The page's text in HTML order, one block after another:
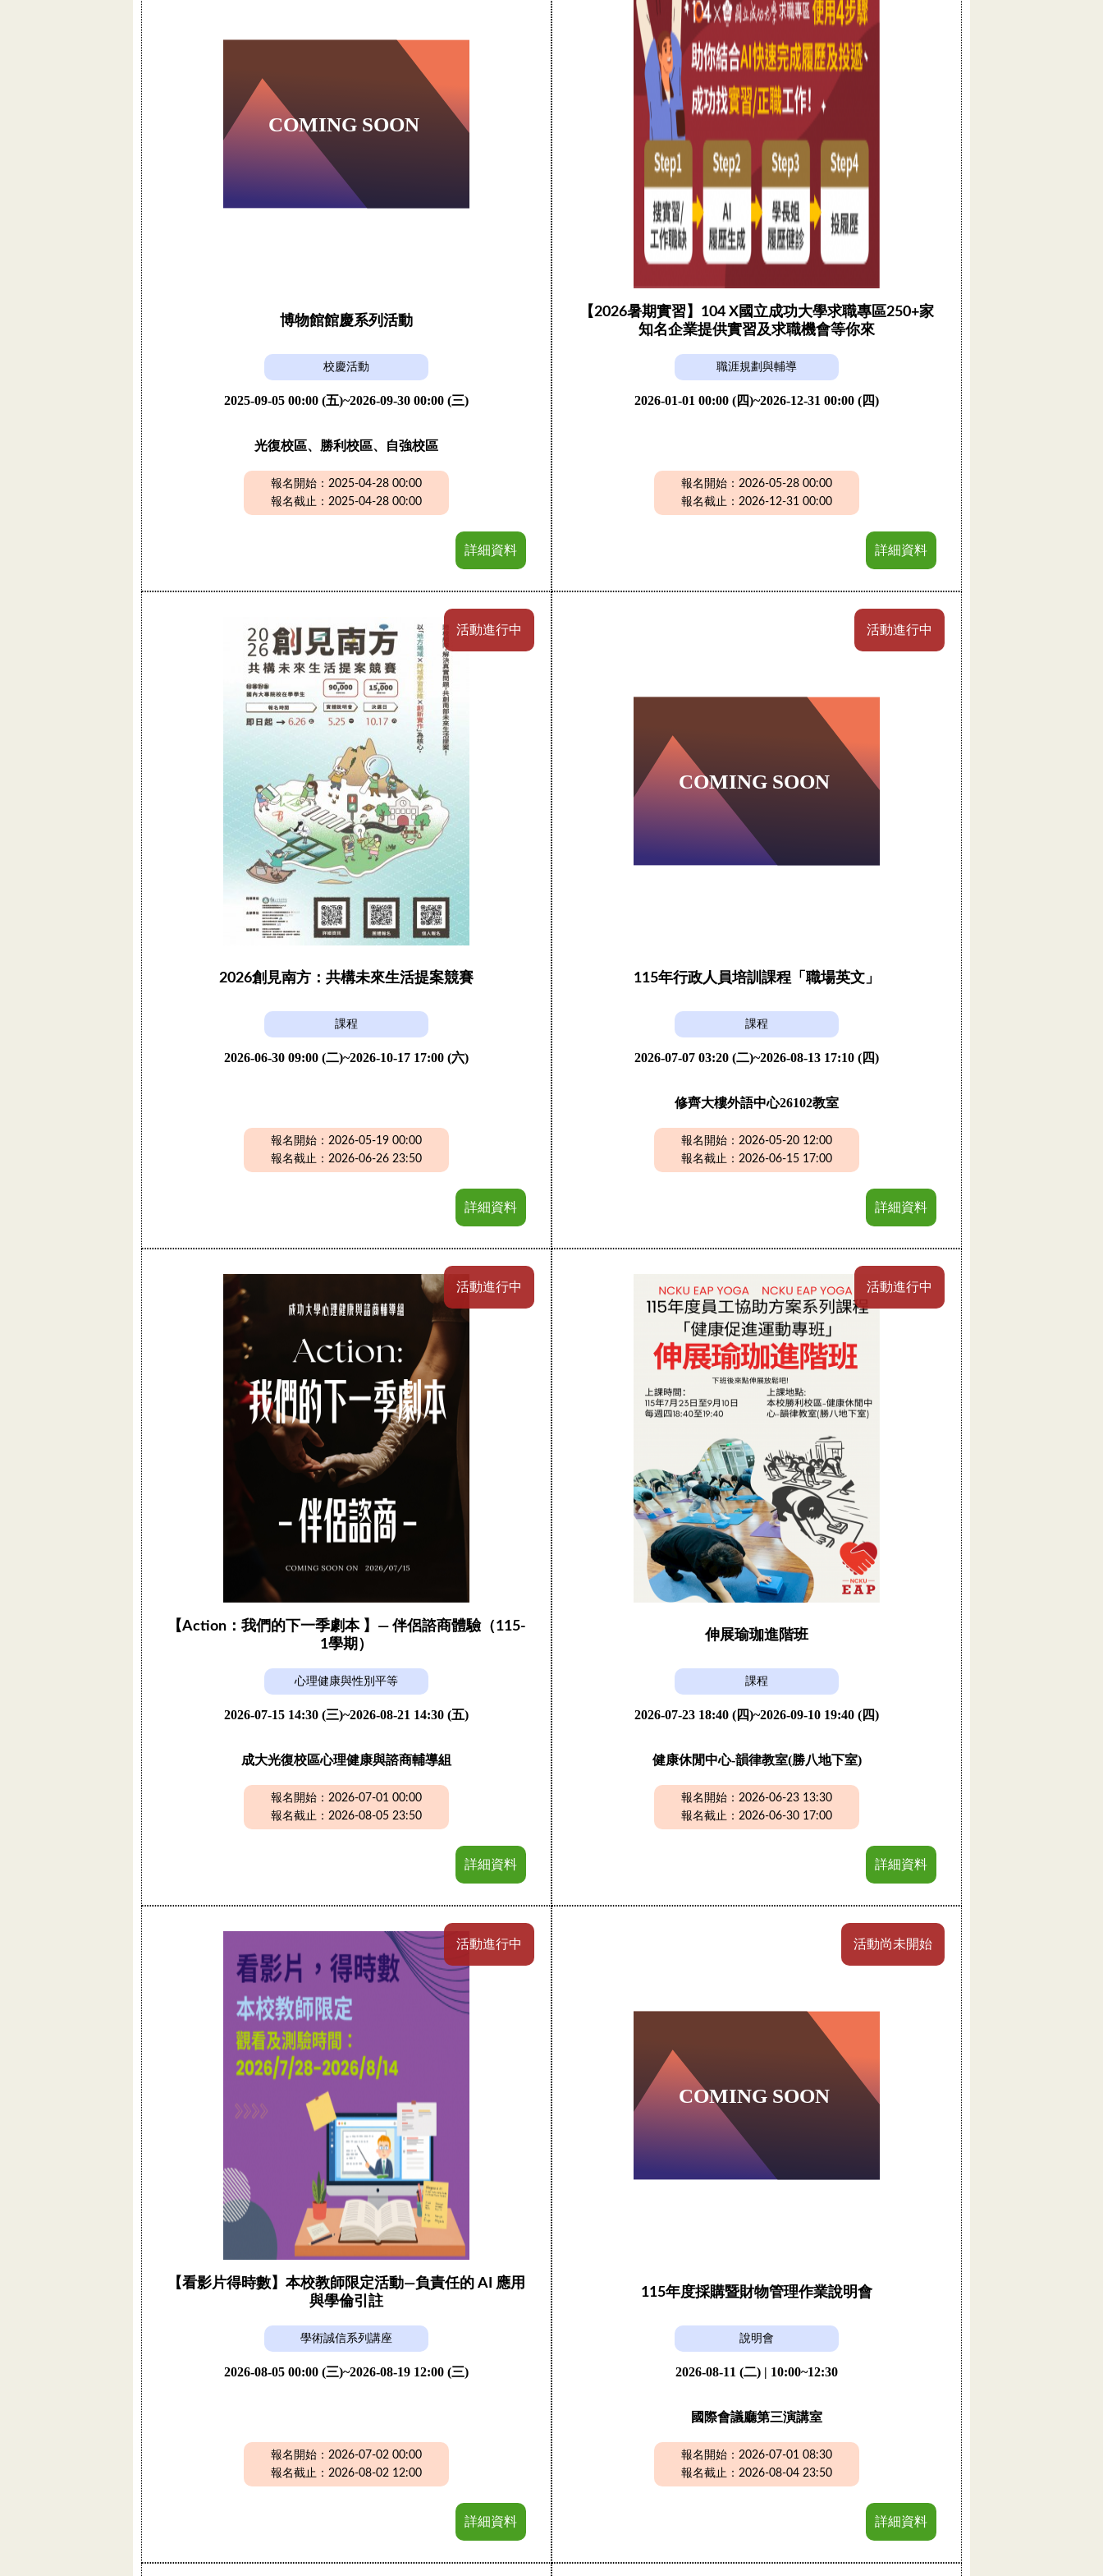
博物館館慶系列活動
校慶活動
2025-09-05 00:00 (五)~2026-09-30 00:00 (三)
光復校區、勝利校區、自強校區
報名開始：2025-04-28 00:00
報名截止：2025-04-28 00:00
詳細資料
【2026暑期實習】104 X國立成功大學求職專區250+家
知名企業提供實習及求職機會等你來
職涯規劃與輔導
2026-01-01 00:00 (四)~2026-12-31 00:00 (四)
報名開始：2026-05-28 00:00
報名截止：2026-12-31 00:00
詳細資料
活動進行中
2026創見南方：共構未來生活提案競賽
課程
2026-06-30 09:00 (二)~2026-10-17 17:00 (六)
報名開始：2026-05-19 00:00
報名截止：2026-06-26 23:50
詳細資料
活動進行中
115年行政人員培訓課程「職場英文」
課程
2026-07-07 03:20 (二)~2026-08-13 17:10 (四)
修齊大樓外語中心26102教室
報名開始：2026-05-20 12:00
報名截止：2026-06-15 17:00
詳細資料
活動進行中
【Action：我們的下一季劇本 】— 伴侶諮商體驗（115-
1學期）
心理健康與性別平等
2026-07-15 14:30 (三)~2026-08-21 14:30 (五)
成大光復校區心理健康與諮商輔導組
報名開始：2026-07-01 00:00
報名截止：2026-08-05 23:50
詳細資料
活動進行中
伸展瑜珈進階班
課程
2026-07-23 18:40 (四)~2026-09-10 19:40 (四)
健康休閒中心-韻律教室(勝八地下室)
報名開始：2026-06-23 13:30
報名截止：2026-06-30 17:00
詳細資料
活動進行中
【看影片得時數】本校教師限定活動—負責任的 AI 應用
與學倫引註
學術誠信系列講座
2026-08-05 00:00 (三)~2026-08-19 12:00 (三)
報名開始：2026-07-02 00:00
報名截止：2026-08-02 12:00
詳細資料
活動尚未開始
115年度採購暨財物管理作業說明會
說明會
2026-08-11 (二) | 10:00~12:30
國際會議廳第三演講室
報名開始：2026-07-01 08:30
報名截止：2026-08-04 23:50
詳細資料